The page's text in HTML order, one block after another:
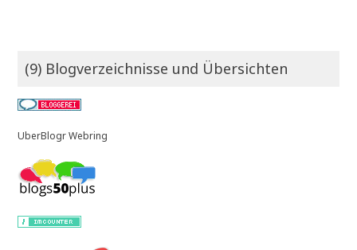
(9) Blogverzeichnisse und Übersichten
UberBlogr Webring